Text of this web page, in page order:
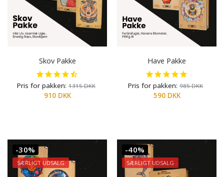
Skov Pakke
Pris for pakken:1315DKK
910 DKK
Have Pakke
Pris for pakken:985DKK
590 DKK
-30%
SÆRLIGT UDSALG
-40%
SÆRLIGT UDSALG